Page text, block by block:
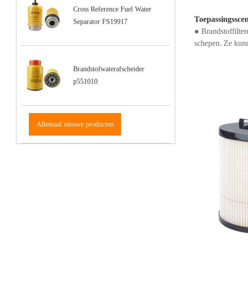
Cross Reference Fuel Water
Separator FS19917
Brandstofwaterafscheider
p551010
Allemaal nieuwe producten
●
schepen. Ze